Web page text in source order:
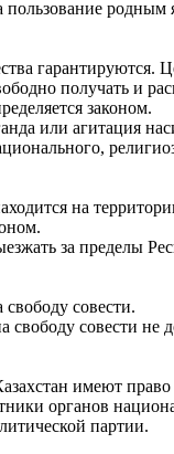
родным
гарантируются.
получать и
законом.
или агитация
на
за пределы
совести.
свободу совести не
имеют
органов
партии.